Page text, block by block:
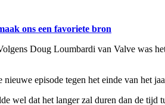
ons een favoriete bron
Doug Loumbardi van Valve was
episode tegen het einde van het
wel dat het langer zal duren dan de